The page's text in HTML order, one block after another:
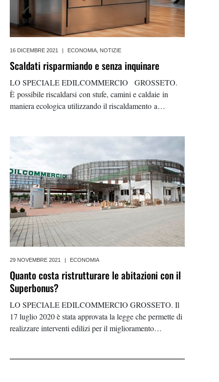
16 DICEMBRE 2021 ECONOMIA NOTIZIE
Scaldati risparmiando e senza inquinare
LO SPECIALE EDILCOMMERCIO GROSSETO.
È possibile riscaldarsi con stufe, camini e caldaie in
maniera ecologica utilizzando il riscaldamento a
combustibili fossili e consentono di riscaldare ambienti
domestici o industriali sfruttando una fonte
29 NOVEMBRE 2021 | ECONOMIA
Quanto costa ristrutturare le abitazioni con il
Superbonus?
LO SPECIALE EDILCOMMERCIO GROSSETO. Il
17 luglio 2020 è stata approvata la legge che permette di
realizzare interventi edilizi per il miglioramento